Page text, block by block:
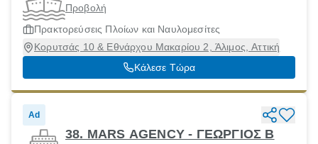
Προβολή
Πρακτορεύσεις Πλοίων και Ναυλομεσίτες
Κορυτσάς 10 & Εθνάρχου Μακαρίου 2, Άλιμος, Αττική
Κάλεσε Τώρα
Ad
38. MARS AGENCY - ΓΕΩΡΓΙΟΣ Β